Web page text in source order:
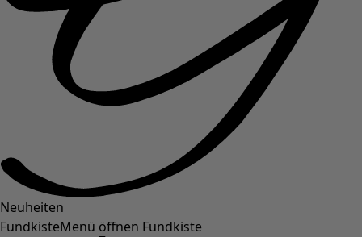
Neuheiten
FundkisteMenü öffnen Fundkiste